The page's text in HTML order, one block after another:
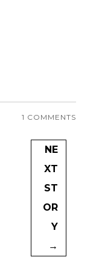
1 COMMENTS
NE
XT
ST
OR
Y
→